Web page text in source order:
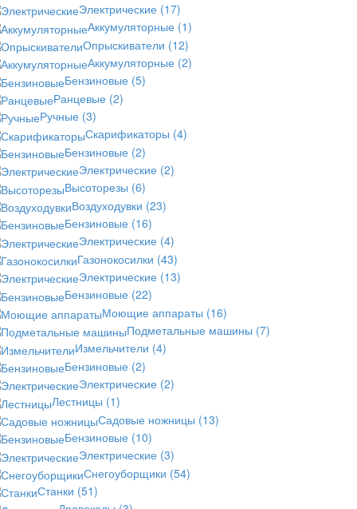
Электрические (17)
Аккумуляторные (1)
Опрыскиватели (12)
Аккумуляторные (2)
Бензиновые (5)
Ранцевые (2)
Ручные (3)
Скарификаторы (4)
Бензиновые (2)
Электрические (2)
Высоторезы (6)
Воздуходувки (23)
Бензиновые (16)
Электрические (4)
Газонокосилки (43)
Электрические (13)
Бензиновые (22)
Моющие аппараты (16)
Подметальные машины (7)
Измельчители (4)
Бензиновые (2)
Электрические (2)
Лестницы (1)
Садовые ножницы (13)
Бензиновые (10)
Электрические (3)
Снегоуборщики (54)
Станки (51)